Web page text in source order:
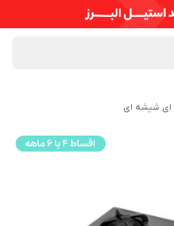
ای شیشه ای